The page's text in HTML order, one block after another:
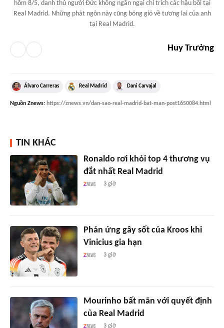
hôm 8/5, danh thủ người Đức không ngần ngại chỉ trích các hậu bối tại
Real Madrid. Những phát ngôn này cũng bóng gió về tương lai của anh
tại Real Madrid.
Huy Trưởng
Álvaro Carreras Real Madrid Dani Carvajal
Nguồn Znews: https://znews.vn/dan-sao-real-madrid-bat-man-post1650084.html
TIN KHÁC
Ronaldo rơi khỏi top 4 thương vụ
đắt nhất Real Madrid
3 giờ
Phản ứng gây sốt của Kroos khi
Vinicius gia hạn
3 giờ
Mourinho bất mãn với quyết định
của Real Madrid
3 giờ